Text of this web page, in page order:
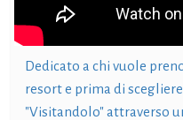
Dedicato a chi vuole
resort e prima di
"Visitandolo" attraverso